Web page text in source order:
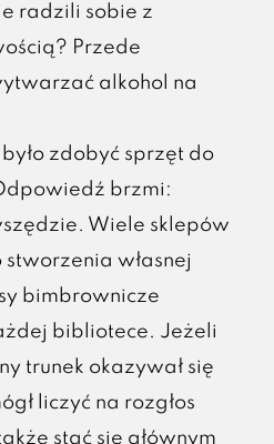
radzili sobie z
Przede
alkohol na
zdobyć sprzęt do
brzmi:
Wiele sklepów
stworzenia własnej
bimbrownicze
bibliotece. Jeżeli
trunek okazywał się
liczyć na rozgłos
stać się głównym